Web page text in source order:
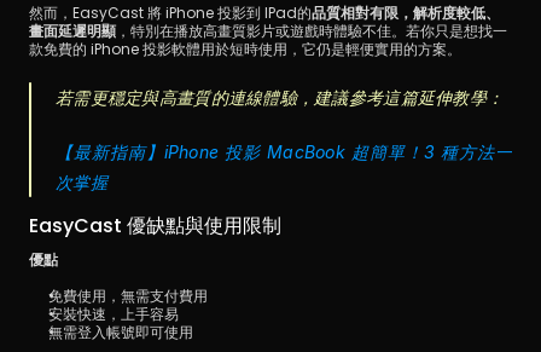
然而，EasyCast 將 iPhone 投影到 IPad的品質相對有限，解析度較低、
畫面延遲明顯 ，特別在播放高畫質影片或遊戲時體驗不佳。若你只是想找一
款免費的 iPhone 投影軟體用於短時使用，它仍是輕便實用的方案。
若需更穩定與高畫質的連線體驗，建議參考這篇延伸教學：
【最新指南】iPhone 投影 MacBook 超簡單！3 種方法一
次掌握
EasyCast 優缺點與使用限制
優點
免費使用，無需支付費用
安裝快速，上手容易
無需登入帳號即可使用